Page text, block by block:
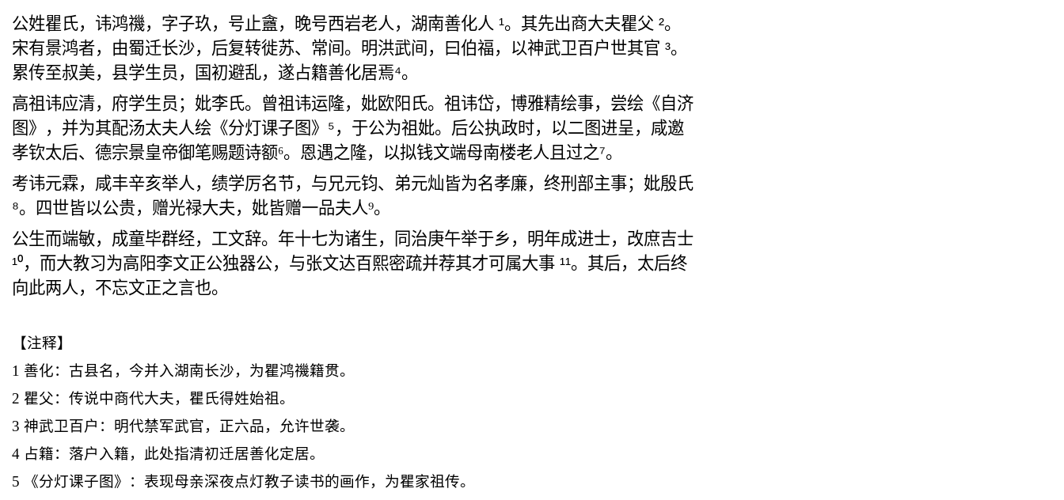
公姓瞿氏， 讳鸿禨，字子玖，号止盦，晚号西岩老人，湖南善化人 ¹。其先出商大夫瞿父 ²。
宋有景鸿者， 由蜀迁长沙，后复转徙苏、常间。明洪武间，曰伯福，以神武卫百户世其官 ³。
累传至叔美，县学生员，国初避乱， 遂占籍善化居焉⁴。
高祖讳应清，府学生员； 妣李氏。曾祖讳运隆， 妣欧阳氏。祖讳岱，博雅精绘事， 尝绘《自济
图》 ，并为其配汤太夫人绘《分灯课子图》 ⁵，于公为祖妣。后公执政时，以二图进呈， 咸邀
孝钦太后、德宗景皇帝御笔赐题诗额⁶。恩遇之隆，以拟钱文端母南楼老人且过之⁷。
考讳元霖，咸丰辛亥举人，绩学厉名节， 与兄元钧、弟元灿皆为名孝廉，终刑部主事； 妣殷氏
⁸。四世皆以公贵， 赠光禄大夫， 妣皆赠一品夫人⁹。
公生而端敏， 成童毕群经，工文辞。年十七为诸生，同治庚午举于乡，明年成进士，改庶吉士
¹⁰，而大教习为高阳李文正公独器公，与张文达百熙密疏并荐其才可属大事 ¹¹。其后，太后终
向此两人，不忘文正之言也。
【注释】
1 善化：古县名，今并入湖南长沙，为瞿鸿禨籍贯。
2 瞿父：传说中商代大夫，瞿氏得姓始祖。
3神武卫百户：明代禁军武官，正六品，允许世袭。
4 占籍：落户入籍，此处指清初迁居善化定居。
5
《分灯课子图》：表现母亲深夜点灯教子读书的画作，为瞿家祖传。